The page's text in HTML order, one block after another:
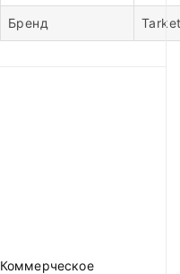
Бренд
Коммерческое